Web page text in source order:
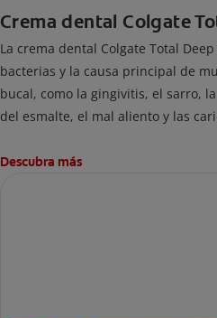
Crema dental Colgate
La crema dental Colgate Total
bacterias y la causa principal de
bucal, como la gingivitis, el sarro,
del esmalte, el mal aliento y las
Descubra más